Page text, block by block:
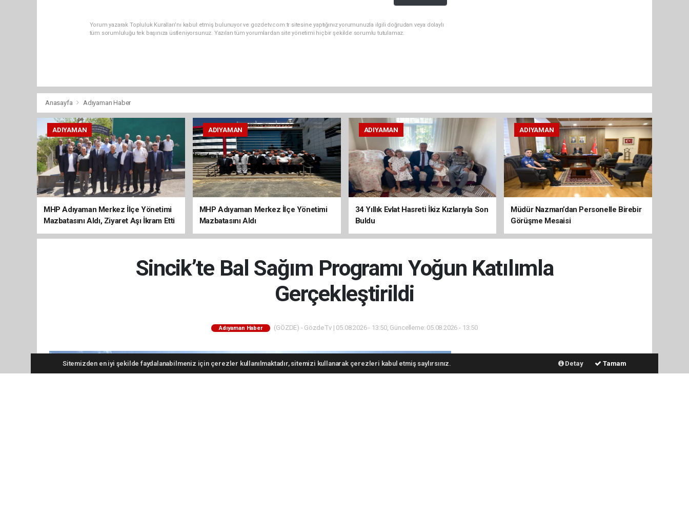
Yorum yazarak Topluluk Kuralları’nı kabul etmiş bulunuyor ve gozdetv.com.tr sitesine yaptığınız yorumunuzla ilgili doğrudan veya dolaylı
tüm sorumluluğu tek başınıza üstleniyorsunuz. Yazılan tüm yorumlardan site yönetimi hiçbir şekilde sorumlu tutulamaz.
Anasayfa Adıyaman Haber
ADIYAMAN
MHP Adıyaman Merkez İlçe Yönetimi
Mazbatasını Aldı, Ziyaret Aşı İkram Etti
ADIYAMAN
MHP Adıyaman Merkez İlçe Yönetimi
Mazbatasını Aldı
ADIYAMAN
34 Yıllık Evlat Hasreti İkiz Kızlarıyla Son
Buldu
ADIYAMAN
Müdür Nazman’dan Personelle Birebir
Görüşme Mesaisi
Sincik’te Bal Sağım Programı Yoğun Katılımla
Gerçekleştirildi
Adıyaman Haber (GÖZDE) - Gözde Tv | 05.08.2026 - 13:50, Güncelleme: 05.08.2026 - 13:50
Sitemizden en iyi şekilde faydalanabilmeniz için çerezler kullanılmaktadır, sitemizi kullanarak çerezleri kabul etmiş saylırsınız. Detay Tamam